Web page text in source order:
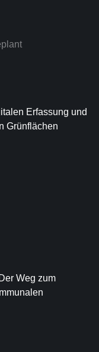
Erfassung und
Grünflächen
Weg zum